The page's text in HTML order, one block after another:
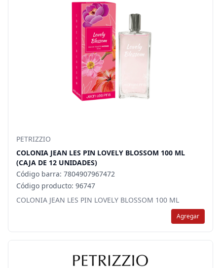
PETRIZZIO
COLONIA JEAN LES PIN LOVELY BLOSSOM 100 ML
(CAJA DE 12 UNIDADES)
Código barra: 7804907967472
Código producto: 96747
COLONIA JEAN LES PIN LOVELY BLOSSOM 100 ML
Agregar